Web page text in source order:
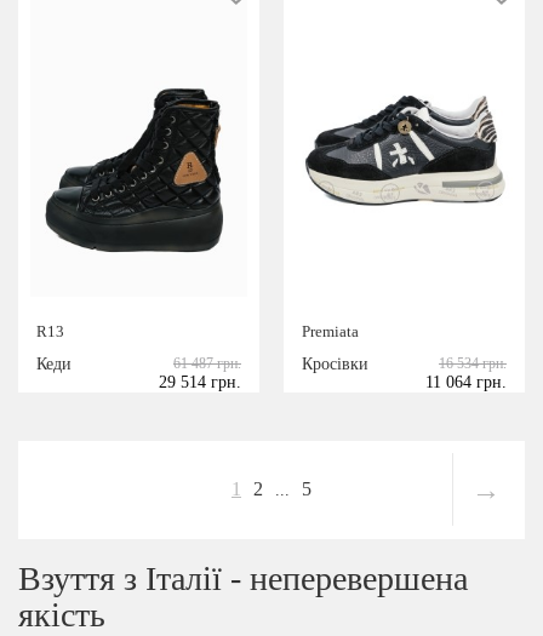
R13
Кеди
61 487 грн.
29 514 грн.
Premiata
Кросівки
16 534 грн.
11 064 грн.
1 2 5 →
Взуття з Італії - неперевершена
якість